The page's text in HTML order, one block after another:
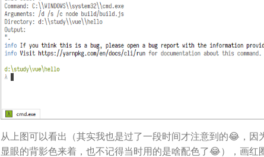
从上图可以看出（其实我也是过了一段时间才注意到的😂，
显眼的背影色来着，也不记得当时用的是啥配色了😂），画红